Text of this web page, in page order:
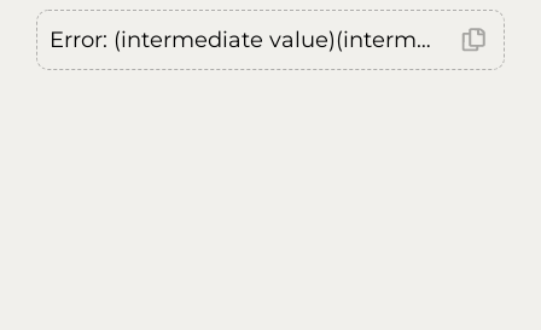
Error: (intermediate value)(intermediate value)(intermediate value).replaceAll is not a function